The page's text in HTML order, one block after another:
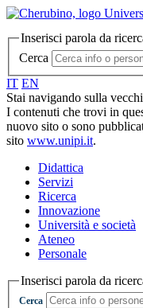
Inserisci parola da
Cerca
IT EN
Stai navigando sulla
I contenuti che trovi in
nuovo sito o sono
sito www.unipi.it.
Didattica
Servizi
Ricerca
Innovazione
Università e società
Ateneo
Personale
Inserisci parola da
Cerca